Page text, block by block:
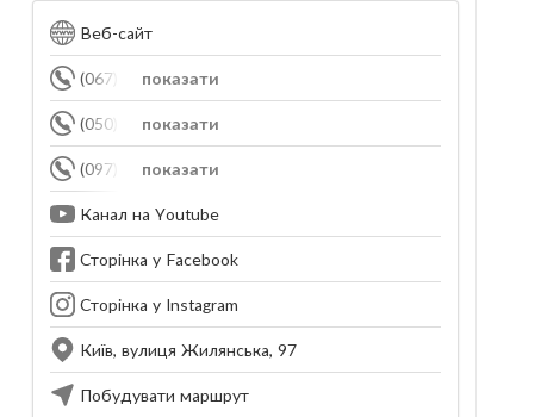
Веб-сайт
показати
(067) 700-16-56
показати
(050) 328-76-64
показати
(097) 184-48-45
Канал на Youtube
Сторінка у Facebook
Сторінка у Instagram
Київ, вулиця Жилянська, 97
Побудувати маршрут